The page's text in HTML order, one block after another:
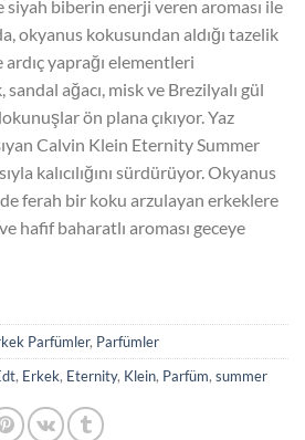
biberin enerji veren aroması ile
okyanus kokusundan aldığı tazelik
yaprağı elementleri
ağacı, misk ve Brezilyalı gül
ön plana çıkıyor. Yaz
Calvin Klein Eternity Summer
kalıcılığını sürdürüyor. Okyanus
ferah bir koku arzulayan erkeklere
hafif baharatlı aroması geceye
Parfümler, Parfümler
, Erkek, Eternity, Klein, Parfüm, summer